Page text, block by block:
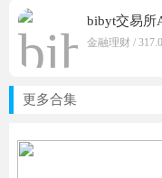
bibyt交易所
金融理财 /
更多合集